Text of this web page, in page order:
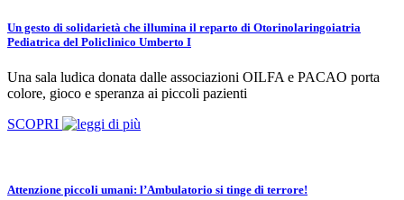
Un gesto di solidarietà che illumina il reparto di Otorinolaringoiatria
Pediatrica del Policlinico Umberto I
Una sala ludica donata dalle associazioni OILFA e PACAO porta
colore, gioco e speranza ai piccoli pazienti
SCOPRI
Attenzione piccoli umani: l’Ambulatorio si tinge di terrore!